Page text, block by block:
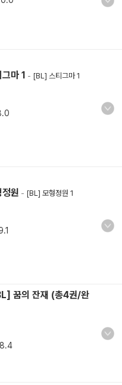
마 1 - [BL] 스티그마 1
원 - [BL] 모형정원 1
꿈의 잔재 (총4권/완
8.4